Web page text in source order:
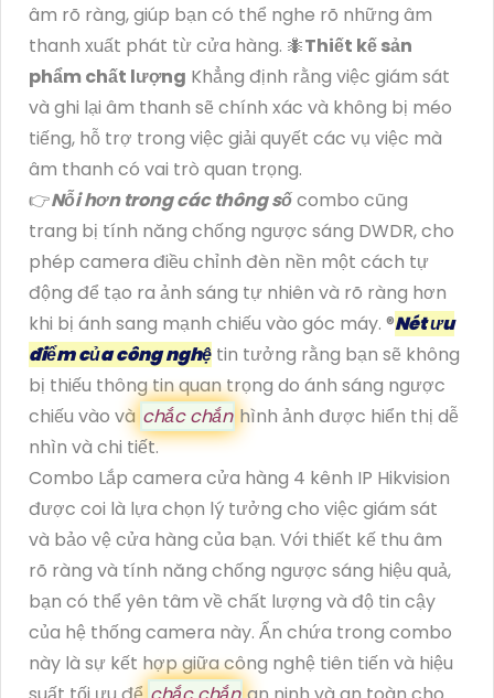
âm rõ ràng, giúp bạn có thể nghe rõ những âm
thanh xuất phát từ cửa hàng. 🐜Thiết kế sản
phẩm chất lượng Khẳng định rằng việc giám sát
và ghi lại âm thanh sẽ chính xác và không bị méo
tiếng, hỗ trợ trong việc giải quyết các vụ việc mà
âm thanh có vai trò quan trọng.
👉Nỗi hơn trong các thông sốcombo cũng
trang bị tính năng chống ngược sáng DWDR, cho
phép camera điều chỉnh đèn nền một cách tự
động để tạo ra ảnh sáng tự nhiên và rõ ràng hơn
khi bị ánh sang mạnh chiếu vào góc máy. ®️Nét ưu
điểm của công nghệ tin tưởng rằng bạn sẽ không
bị thiếu thông tin quan trọng do ánh sáng ngược
chiếu vào và chắc chắn hình ảnh được hiển thị dễ
nhìn và chi tiết.
Combo Lắp camera cửa hàng 4 kênh IP Hikvision
được coi là lựa chọn lý tưởng cho việc giám sát
và bảo vệ cửa hàng của bạn. Với thiết kế thu âm
rõ ràng và tính năng chống ngược sáng hiệu quả,
bạn có thể yên tâm về chất lượng và độ tin cậy
của hệ thống camera này. Ẩn chứa trong combo
này là sự kết hợp giữa công nghệ tiên tiến và hiệu